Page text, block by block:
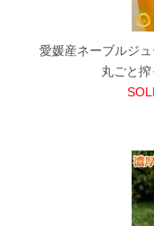
愛媛産ネーブルジ
丸ごと搾